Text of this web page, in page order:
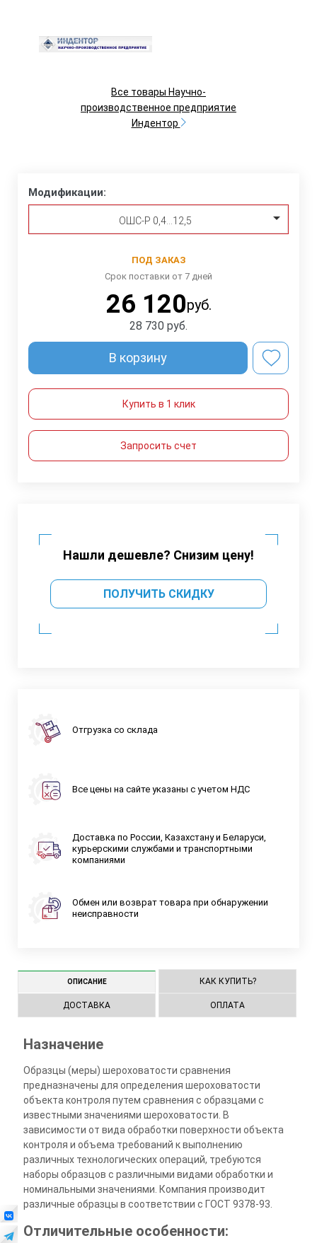
Все товары Научно-
производственное предприятие
Индентор
Модификации:
ОШС-Р 0,4…12,5
ПОД ЗАКАЗ
Срок поставки от 7 дней
26 120руб.
28 730 руб.
В корзину
Купить в 1 клик
Запросить счет
Нашли дешевле? Снизим цену!
ПОЛУЧИТЬ СКИДКУ
Отгрузка со склада
Все цены на сайте указаны с учетом НДС
Доставка по России, Казахстану и Беларуси,
курьерскими службами и транспортными
компаниями
Обмен или возврат товара при обнаружении
неисправности
ОПИСАНИЕ КАК КУПИТЬ?
ДОСТАВКА ОПЛАТА
Назначение
Образцы (меры) шероховатости сравнения
предназначены для определения шероховатости
объекта контроля путем сравнения с образцами с
известными значениями шероховатости. В
зависимости от вида обработки поверхности объекта
контроля и объема требований к выполнению
различных технологических операций, требуются
наборы образцов с различными видами обработки и
номинальными значениями. Компания производит
различные образцы в соответствии с ГОСТ 9378-93.
Отличительные особенности: